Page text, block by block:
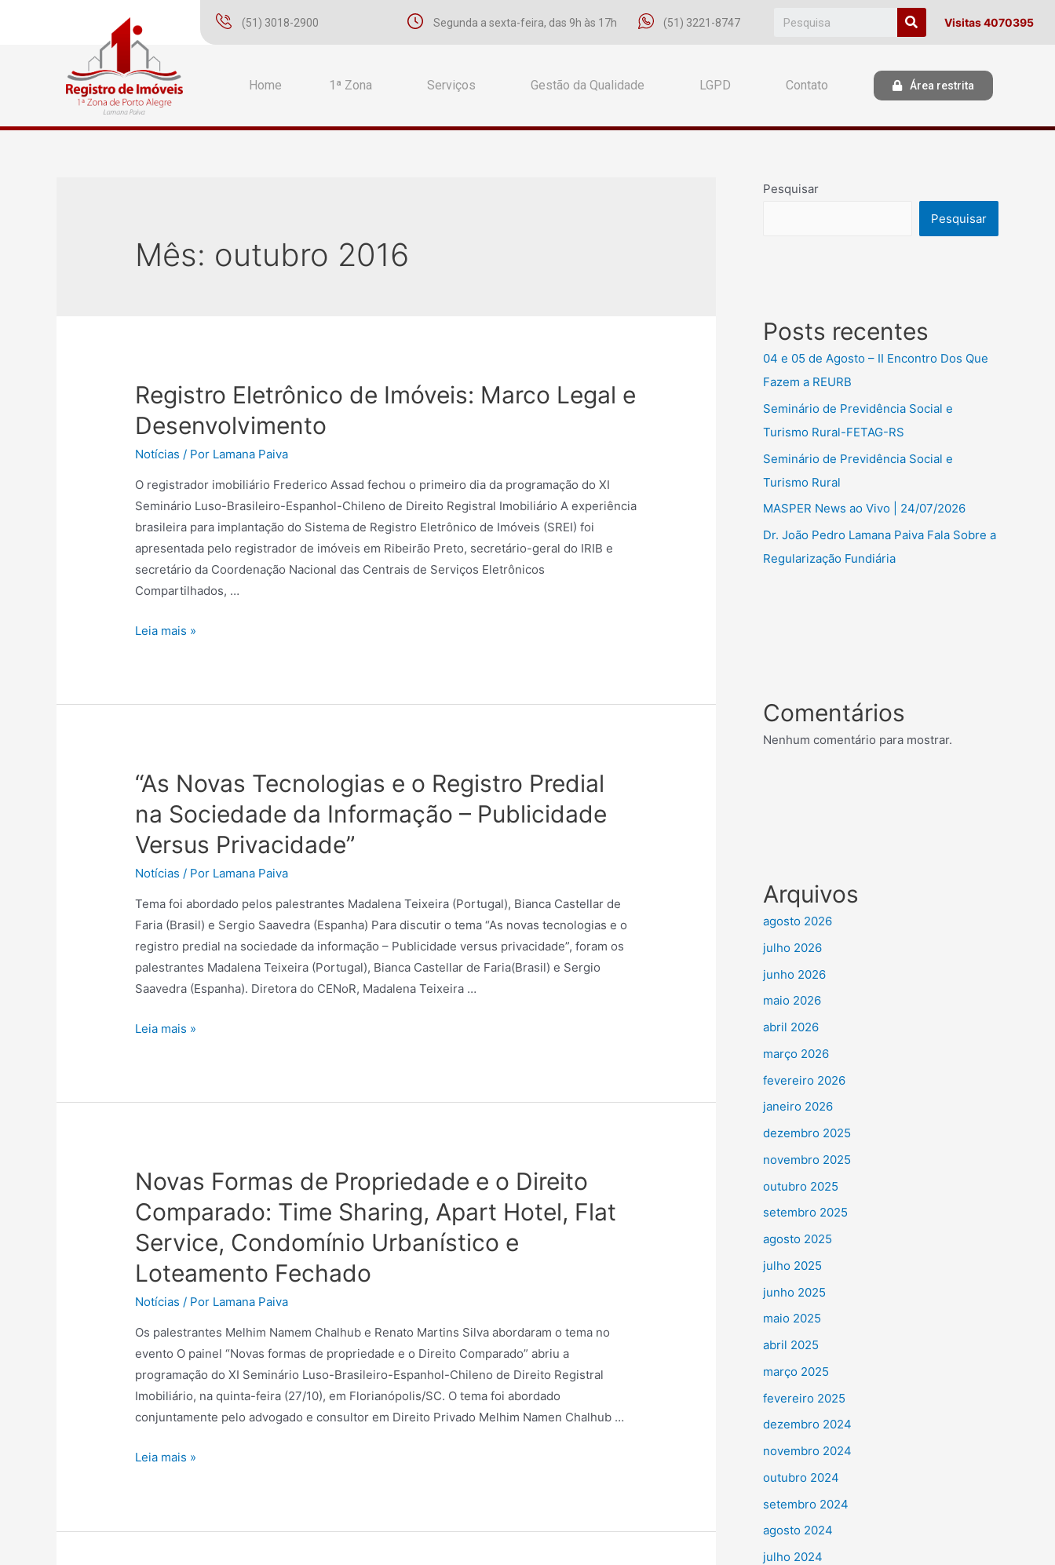
(51) 3018-2900 Segunda a sexta-feira, das 9h às 17h (51) 3221-8747 Visitas 4070395
Home 1ª Zona Serviços Gestão da Qualidade LGPD Contato Área restrita
Mês: outubro 2016
Registro Eletrônico de Imóveis: Marco Legal e
Desenvolvimento
Notícias / Por Lamana Paiva
O registrador imobiliário Frederico Assad fechou o primeiro dia da programação do XI
Seminário Luso-Brasileiro-Espanhol-Chileno de Direito Registral Imobiliário A experiência
brasileira para implantação do Sistema de Registro Eletrônico de Imóveis (SREI) foi
apresentada pelo registrador de imóveis em Ribeirão Preto, secretário-geral do IRIB e
secretário da Coordenação Nacional das Centrais de Serviços Eletrônicos
Compartilhados, …
Leia mais »
“As Novas Tecnologias e o Registro Predial
na Sociedade da Informação – Publicidade
Versus Privacidade”
Notícias / Por Lamana Paiva
Tema foi abordado pelos palestrantes Madalena Teixeira (Portugal), Bianca Castellar de
Faria (Brasil) e Sergio Saavedra (Espanha) Para discutir o tema “As novas tecnologias e o
registro predial na sociedade da informação – Publicidade versus privacidade”, foram os
palestrantes Madalena Teixeira (Portugal), Bianca Castellar de Faria(Brasil) e Sergio
Saavedra (Espanha). Diretora do CENoR, Madalena Teixeira …
Leia mais »
Novas Formas de Propriedade e o Direito
Comparado: Time Sharing, Apart Hotel, Flat
Service, Condomínio Urbanístico e
Loteamento Fechado
Notícias / Por Lamana Paiva
Os palestrantes Melhim Namem Chalhub e Renato Martins Silva abordaram o tema no
evento O painel “Novas formas de propriedade e o Direito Comparado” abriu a
programação do XI Seminário Luso-Brasileiro-Espanhol-Chileno de Direito Registral
Imobiliário, na quinta-feira (27/10), em Florianópolis/SC. O tema foi abordado
conjuntamente pelo advogado e consultor em Direito Privado Melhim Namen Chalhub …
Leia mais »
Pesquisar
Pesquisar
Posts recentes
04 e 05 de Agosto – II Encontro Dos Que
Fazem a REURB
Seminário de Previdência Social e
Turismo Rural-FETAG-RS
Seminário de Previdência Social e
Turismo Rural
MASPER News ao Vivo | 24/07/2026
Dr. João Pedro Lamana Paiva Fala Sobre a
Regularização Fundiária
Comentários
Nenhum comentário para mostrar.
Arquivos
agosto 2026
julho 2026
junho 2026
maio 2026
abril 2026
março 2026
fevereiro 2026
janeiro 2026
dezembro 2025
novembro 2025
outubro 2025
setembro 2025
agosto 2025
julho 2025
junho 2025
maio 2025
abril 2025
março 2025
fevereiro 2025
dezembro 2024
novembro 2024
outubro 2024
setembro 2024
agosto 2024
julho 2024